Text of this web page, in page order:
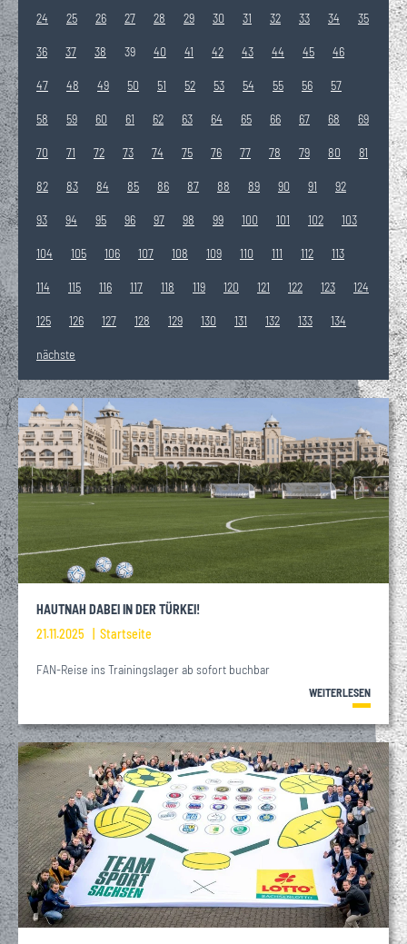
24 25 26 27 28 29 30 31 32 33 34 35
36 37 38 39 40 41 42 43 44 45 46
47 48 49 50 51 52 53 54 55 56 57
58 59 60 61 62 63 64 65 66 67 68 69
70 71 72 73 74 75 76 77 78 79 80 81
82 83 84 85 86 87 88 89 90 91 92
93 94 95 96 97 98 99 100 101 102 103
104 105 106 107 108 109 110 111 112 113
114 115 116 117 118 119 120 121 122 123 124
125 126 127 128 129 130 131 132 133 134
nächste
HAUTNAH DABEI IN DER TÜRKEI!
21.11.2025
Startseite
FAN-Reise ins Trainingslager ab sofort buchbar
WEITERLESEN